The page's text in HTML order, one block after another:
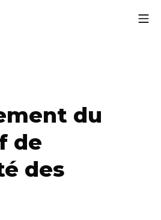
du
de
des